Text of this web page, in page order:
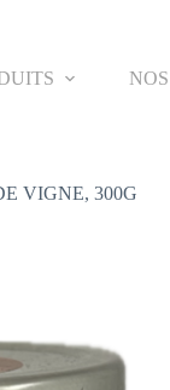
VIGNE, 300G